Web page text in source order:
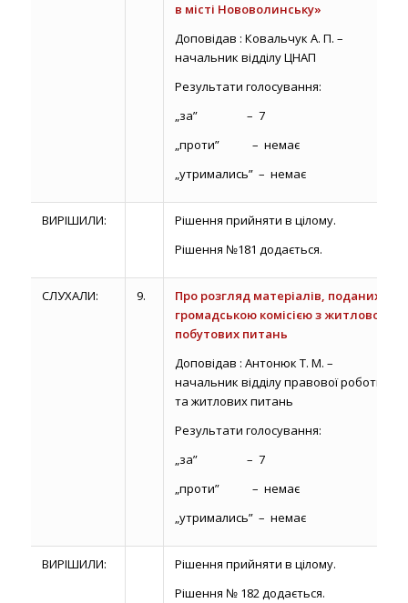
в місті Нововолинську»
Доповідав : Ковальчук А. П. –
начальник відділу ЦНАП
Результати голосування:
„за” – 7
„проти” – немає
„утримались” – немає
ВИРІШИЛИ:
Рішення прийняти в цілому.
Рішення №181 додається.
СЛУХАЛИ: 9.
Про розгляд матеріалів, поданих
громадською комісією з житлово-
побутових питань
Доповідав : Антонюк Т. М. –
начальник відділу правової роботи
та житлових питань
Результати голосування:
„за” – 7
„проти” – немає
„утримались” – немає
ВИРІШИЛИ:
Рішення прийняти в цілому.
Рішення № 182 додається.